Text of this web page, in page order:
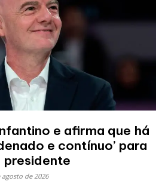
e afirma que há
e contínuo’ para
agosto de 2026